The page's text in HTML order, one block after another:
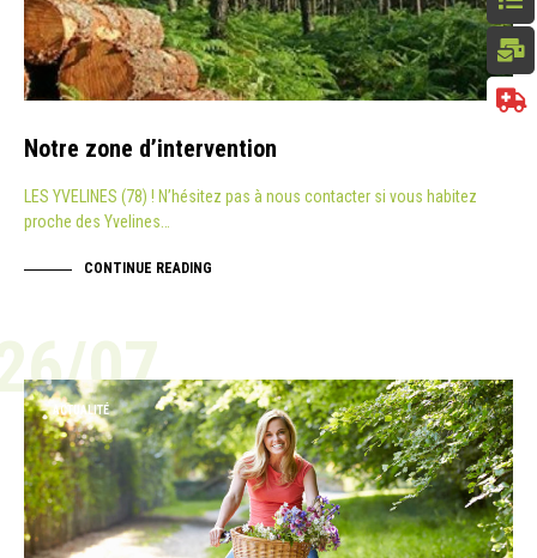
Notre zone d’intervention
LES YVELINES (78) ! N’hésitez pas à nous contacter si vous habitez
proche des Yvelines…
CONTINUE READING
07
ACTUALITÉ